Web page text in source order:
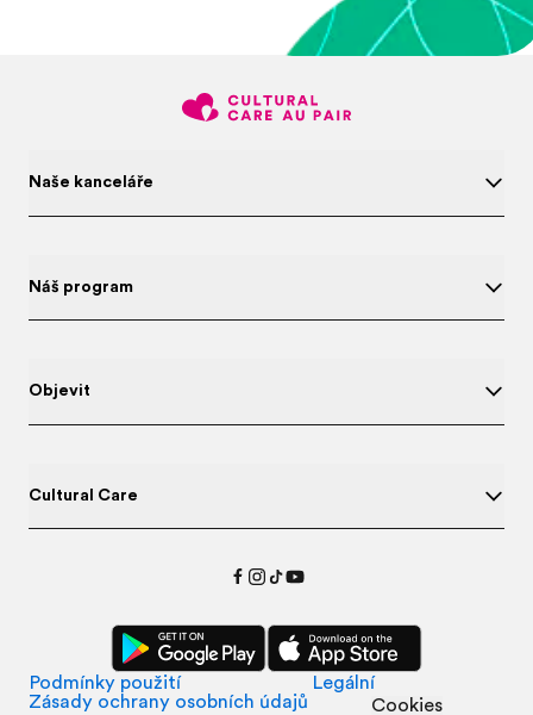
Naše kanceláře
Náš program
Objevit
Cultural Care
Podmínky použití
Legální
Zásady ochrany osobních údajů
Cookies